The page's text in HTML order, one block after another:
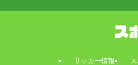
サッカー情報